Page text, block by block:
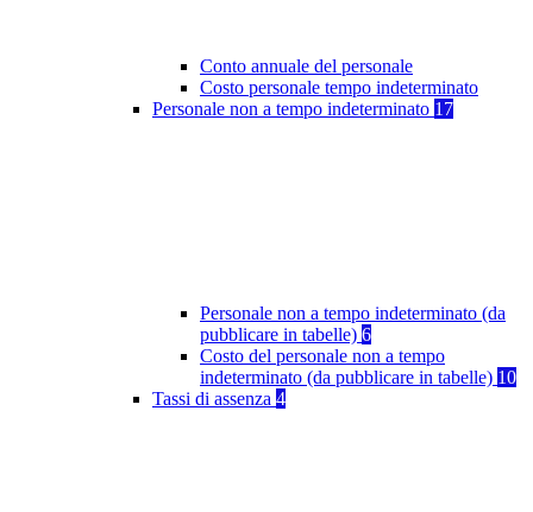
Conto annuale del personale
Costo personale tempo indeterminato
Personale non a tempo indeterminato 17
Personale non a tempo indeterminato (da
pubblicare in tabelle) 6
Costo del personale non a tempo
indeterminato (da pubblicare in tabelle) 10
Tassi di assenza 4